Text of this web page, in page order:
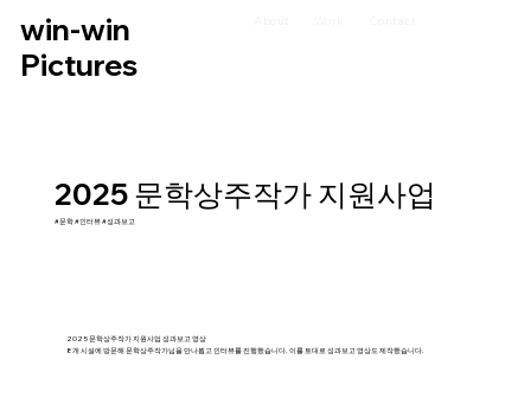
win-win
Pictures
2025 문학상주작가 지원사업
#문학 #인터뷰 #성과보고
2025 문학상주작가 지원사업 성과보고 영상
8개 시설에 방문해 문학상주작가님을 만나뵙고 인터뷰를 진행했습니다. 이를 토대로 성과보고 영상도 제작했습니다.